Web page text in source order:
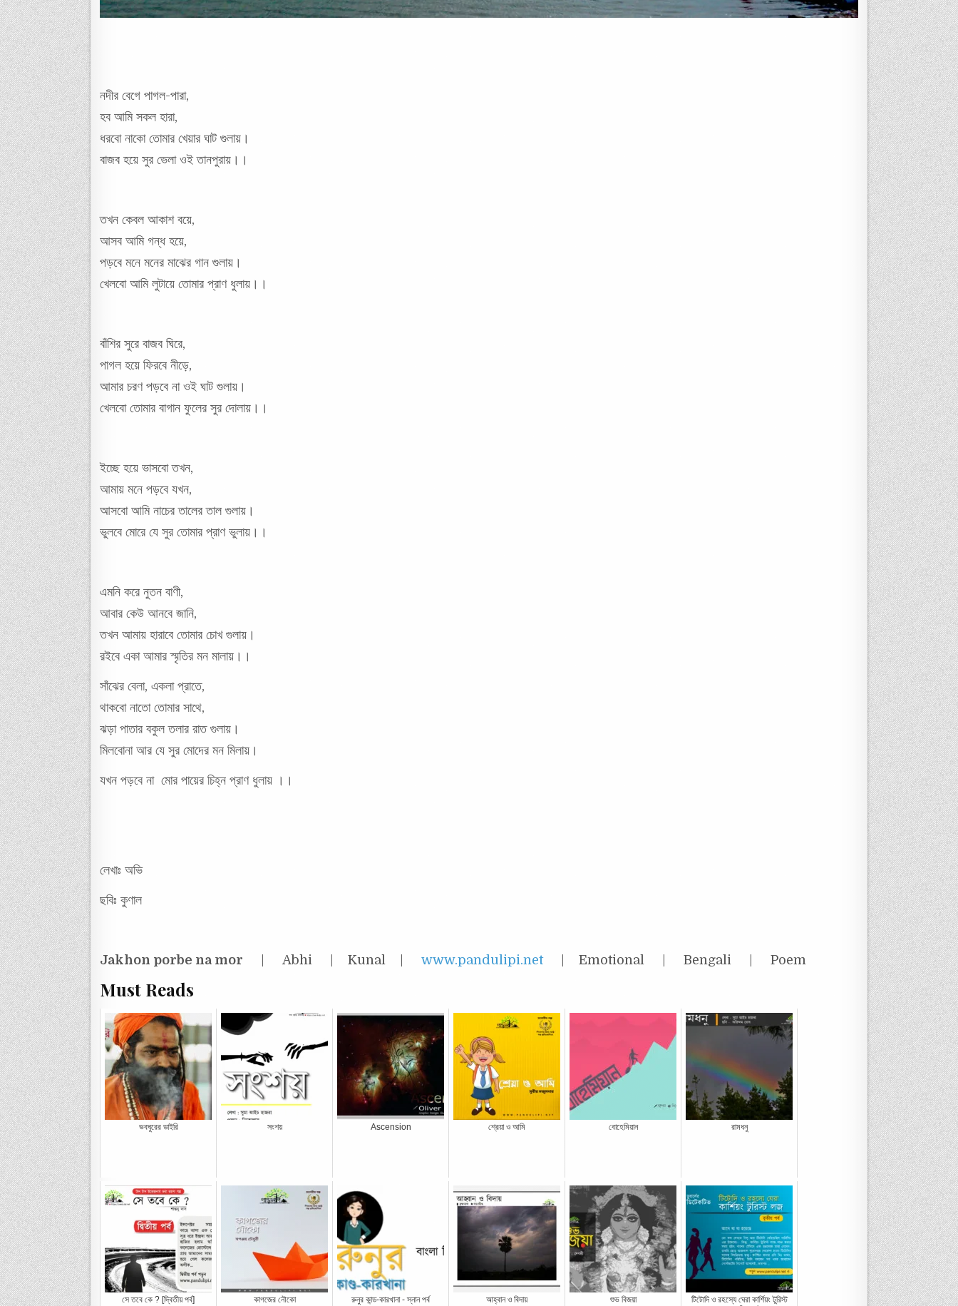
নদীর বেগে পাগল-পারা,
হব আমি সকল হারা,
ধরবো নাকো তোমার খেয়ার ঘাট গুলায়।
বাজব হয়ে সুর ভেলা ওই তানপুরায়।।
তখন কেবল আকাশ বয়ে,
আসব আমি গন্ধ হয়ে,
পড়বে মনে মনের মাঝের গান গুলায়।
খেলবো আমি লুটায়ে তোমার প্রাণ ধুলায়।।
বাঁশির সুরে বাজব ঘিরে,
পাগল হয়ে ফিরবে নীড়ে,
আমার চরণ পড়বে না ওই ঘাট গুলায়।
খেলবো তোমার বাগান ফুলের সুর দোলায়।।
ইচ্ছে হয়ে ভাসবো তখন,
আমায় মনে পড়বে যখন,
আসবো আমি নাচের তালের তাল গুলায়।
ভুলবে মোরে যে সুর তোমার প্রাণ ভুলায়।।
এমনি করে নুতন বাণী,
আবার কেউ আনবে জানি,
তখন আমায় হারাবে তোমার চোখ গুলায়।
রইবে একা আমার স্মৃতির মন মালায়।।
সাঁঝের বেলা, একলা প্রাতে,
থাকবো নাতো তোমার সাথে,
ঝড়া পাতার বকুল তলার রাত গুলায়।
মিলবোনা আর যে সুর মোদের মন মিলায়।
যখন পড়বে না মোর পায়ের চিহ্ন প্রাণ ধুলায় ।।
লেখাঃ অভি
ছবিঃ কুণাল
Jakhon porbe na mor | Abhi | Kunal | www.pandulipi.net| Emotional | Bengali | Poem
Must Reads
ভবঘুরের ডাইরি সংশয় Ascension শ্রেয়া ও আমি বোহেমিয়ান রামধনু
সে তবে কে ? [দ্বিতীয় পর্ব] কাগজের নৌকো রুনুর কান্ড-কারখানা - স্নান পর্ব আহ্বান ও বিদায় শুভ বিজয়া
টিটোদি ও রহস্যে ঘেরা কার্শিয়ং টুরিস্ট